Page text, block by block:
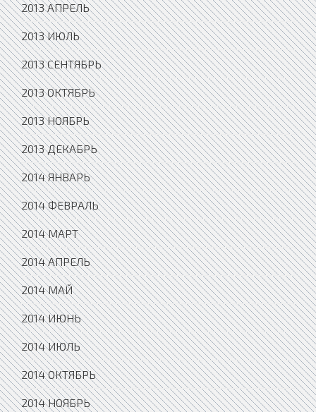
2013 АПРЕЛЬ
2013 ИЮЛЬ
2013 СЕНТЯБРЬ
2013 ОКТЯБРЬ
2013 НОЯБРЬ
2013 ДЕКАБРЬ
2014 ЯНВАРЬ
2014 ФЕВРАЛЬ
2014 МАРТ
2014 АПРЕЛЬ
2014 МАЙ
2014 ИЮНЬ
2014 ИЮЛЬ
2014 ОКТЯБРЬ
2014 НОЯБРЬ